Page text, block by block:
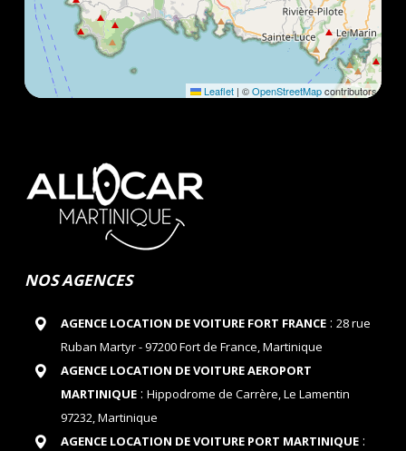
Leaflet | ©OpenStreetMapcontributors
NOS AGENCES
AGENCE LOCATION DE VOITURE FORT FRANCE: 28 rue
Ruban Martyr - 97200 Fort de France, Martinique
AGENCE LOCATION DE VOITURE AEROPORT
MARTINIQUE: Hippodrome de Carrère, Le Lamentin
97232, Martinique
AGENCE LOCATION DE VOITURE PORT MARTINIQUE: